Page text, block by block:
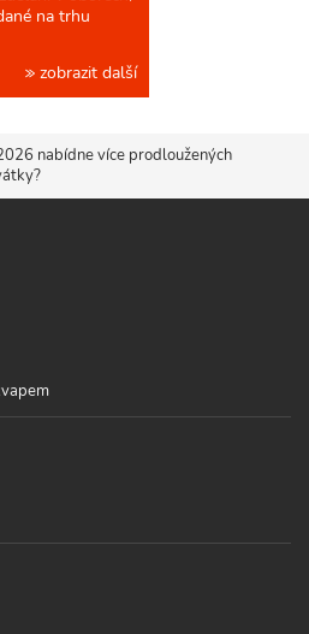
na trhu
zobrazit další
nabídne více prodloužených